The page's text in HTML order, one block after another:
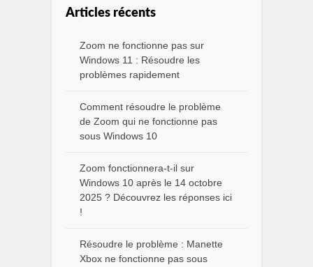
Articles récents
Zoom ne fonctionne pas sur
Windows 11 : Résoudre les
problèmes rapidement
Comment résoudre le problème
de Zoom qui ne fonctionne pas
sous Windows 10
Zoom fonctionnera-t-il sur
Windows 10 après le 14 octobre
2025 ? Découvrez les réponses ici
!
Résoudre le problème : Manette
Xbox ne fonctionne pas sous